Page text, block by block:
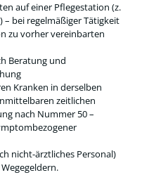
auf einer Pflegestation (z.
– bei regelmäßiger Tätigkeit
zu vorher vereinbarten
Beratung und
Kranken in derselben
zeitlichen
nach Nummer 50 –
nicht-ärztliches Personal)